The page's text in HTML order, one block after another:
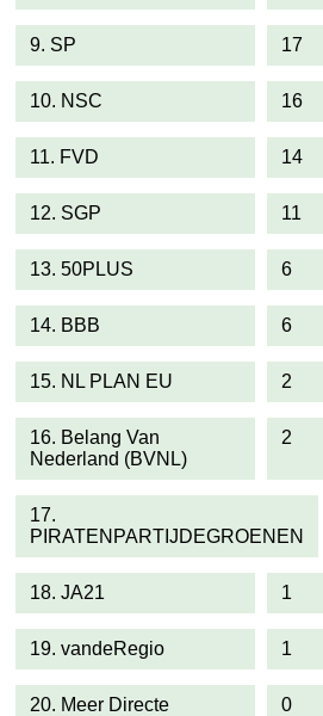
9. SP 17
10. NSC 16
11. FVD 14
12. SGP 11
13. 50PLUS 6
14. BBB 6
15. NL PLAN EU 2
16. Belang Van
Nederland (BVNL)
2
17.
PIRATENPARTIJDEGROENEN
18. JA21 1
19. vandeRegio 1
20. Meer Directe
0